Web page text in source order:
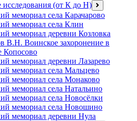
(от К до Н) открыть
меню
мемориал села Карачарово
мемориал села Клин
мемориал деревни Козловка
В.Н. Воинское захоронение в
Копосово
мемориал деревни Лазарево
мемориал села Мальцево
мемориал села Монаково
мемориал села Натальино
мемориал села Новосёлки
мемориал села Новошино
мемориал деревни Нула